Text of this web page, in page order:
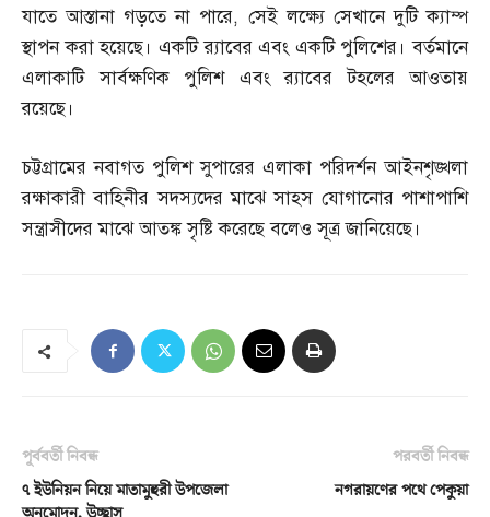
যাতে আস্তানা গড়তে না পারে, সেই লক্ষ্যে সেখানে দুটি ক্যাম্প
স্থাপন করা হয়েছে। একটি র‌্যাবের এবং একটি পুলিশের। বর্তমানে
এলাকাটি সার্বক্ষণিক পুলিশ এবং র‌্যাবের টহলের আওতায়
রয়েছে।
চট্টগ্রামের নবাগত পুলিশ সুপারের এলাকা পরিদর্শন আইনশৃঙ্খলা
রক্ষাকারী বাহিনীর সদস্যদের মাঝে সাহস যোগানোর পাশাপাশি
সন্ত্রাসীদের মাঝে আতঙ্ক সৃষ্টি করেছে বলেও সূত্র জানিয়েছে।
পূর্ববর্তী নিবন্ধ
৭ ইউনিয়ন নিয়ে মাতামুহুরী উপজেলা
পরবর্তী নিবন্ধ
নগরায়ণের পথে পেকুয়া